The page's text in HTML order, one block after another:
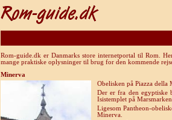
Rom-guide.dk er Danmarks store internetportal til Rom.
mange praktiske oplysninger til brug for den kommende
Minerva
Obelisken på Piazza della
Der er fra den egyptiske
Isistemplet på Marsmarken.
Ligesom Pantheon-
Minerva.